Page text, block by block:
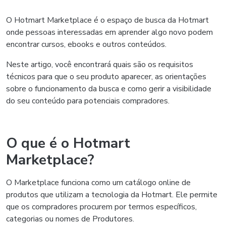
O Hotmart Marketplace é o espaço de busca da Hotmart
onde pessoas interessadas em aprender algo novo podem
encontrar cursos, ebooks e outros conteúdos.
Neste artigo, você encontrará quais são os requisitos
técnicos para que o seu produto aparecer, as orientações
sobre o funcionamento da busca e como gerir a visibilidade
do seu conteúdo para potenciais compradores.
O que é o Hotmart
Marketplace?
O Marketplace funciona como um catálogo online de
produtos que utilizam a tecnologia da Hotmart. Ele permite
que os compradores procurem por termos específicos,
categorias ou nomes de Produtores.